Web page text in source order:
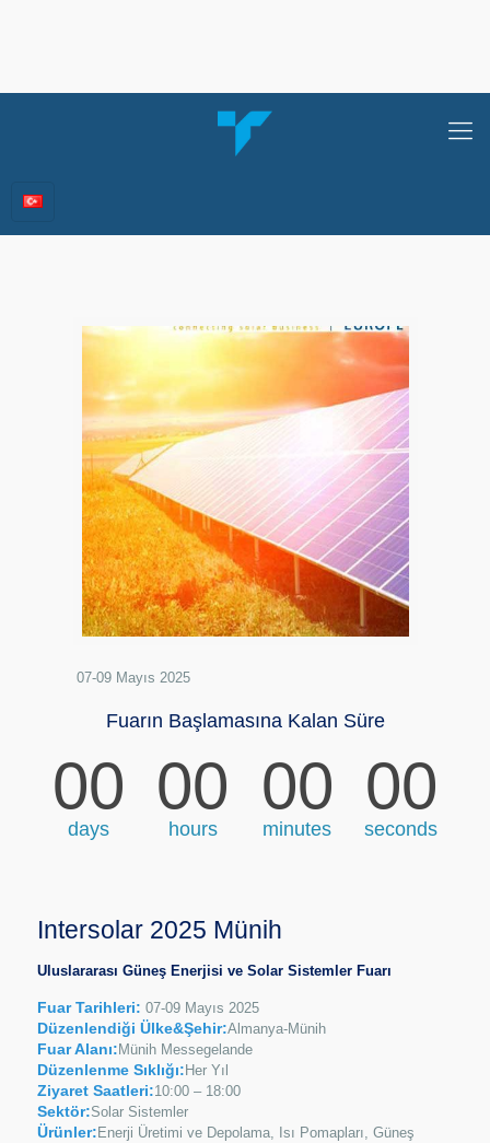
07-09 Mayıs 2025
Fuarın Başlamasına Kalan Süre
00
days
00
hours
00
minutes
00
seconds
Intersolar 2025 Münih
Uluslararası Güneş Enerjisi ve Solar Sistemler Fuarı
Fuar Tarihleri: 07-09 Mayıs 2025
Düzenlendiği Ülke&Şehir:Almanya-Münih
Fuar Alanı: Münih Messegelande
Düzenlenme Sıklığı: Her Yıl
Ziyaret Saatleri:10:00 – 18:00
Sektör:Solar Sistemler
Ürünler: Enerji Üretimi ve Depolama, Isı Pomapları, Güneş